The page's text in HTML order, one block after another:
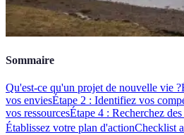
Sommaire
Qu'est-ce qu'un projet de nouvelle vie ?
vos enviesÉtape 2 : Identifiez vos
vos ressourcesÉtape 4 : Recherchez
Établissez votre plan d'actionChecklist